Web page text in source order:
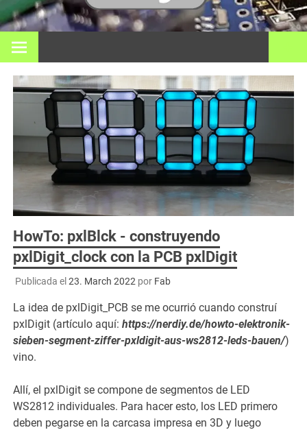
3D y
En nerdiy.de, todo gira en torno a la electrónica, el bricolaje,
la impresión 3D, el hogar inteligente y muchos otros temas
HowTo: pxlBlck - construyendo
pxlDigit_clock con la PCB pxlDigit
Publicada el23. March 2022 por Fab
La idea de pxlDigit_PCB se me ocurrió cuando construí
pxlDigit (artículo aquí:https://nerdiy.de/howto-elektronik-
sieben-segment-ziffer-pxldigit-aus-ws2812-leds-bauen/)
vino.
Allí, el pxlDigit se compone de segmentos de LED
WS2812 individuales. Para hacer esto, los LED primero
deben pegarse en la carcasa impresa en 3D y luego